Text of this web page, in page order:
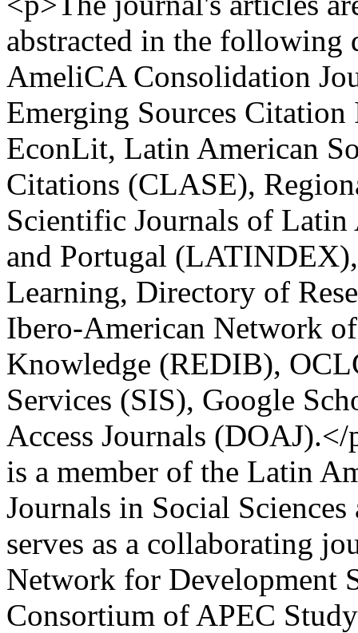
abstracted in the following
AmeliCA Consolidation
Emerging Sources
EconLit, Latin American
Citations (CLASE),
Scientific Journals of Latin
and Portugal
Learning, Directory of
Ibero-American Network
Knowledge (REDIB),
Services (SIS), Google
Access Journals
is a member of the Latin
Journals in Social
serves as a collaborating
Network for Development
Consortium of APEC